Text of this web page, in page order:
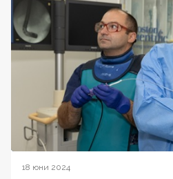
18 юни 2024